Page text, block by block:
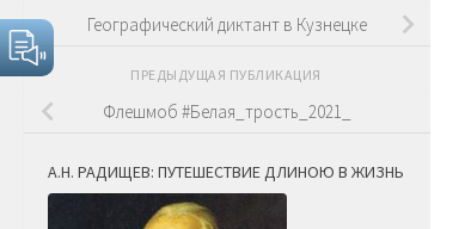
Географический диктант в Кузнецке
ПРЕДЫДУЩАЯ ПУБЛИКАЦИЯ
Флешмоб #Белая_трость_2021_
А.Н. РАДИЩЕВ: ПУТЕШЕСТВИЕ ДЛИНОЮ В ЖИЗНЬ